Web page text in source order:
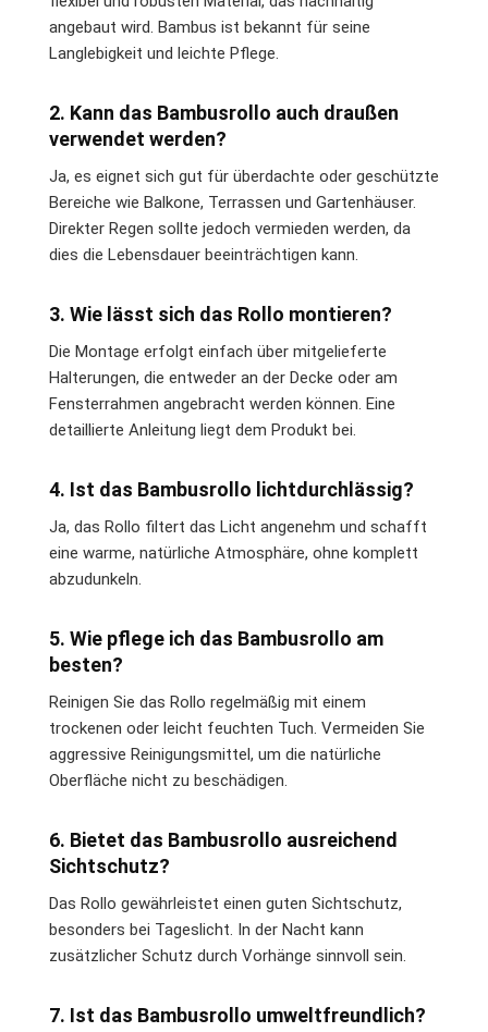
angebaut wird. Bambus ist bekannt für seine
Langlebigkeit und leichte Pflege.
2. Kann das Bambusrollo auch draußen
verwendet werden?
Ja, es eignet sich gut für überdachte oder geschützte
Bereiche wie Balkone, Terrassen und Gartenhäuser.
Direkter Regen sollte jedoch vermieden werden, da
dies die Lebensdauer beeinträchtigen kann.
3. Wie lässt sich das Rollo montieren?
Die Montage erfolgt einfach über mitgelieferte
Halterungen, die entweder an der Decke oder am
Fensterrahmen angebracht werden können. Eine
detaillierte Anleitung liegt dem Produkt bei.
4. Ist das Bambusrollo lichtdurchlässig?
Ja, das Rollo filtert das Licht angenehm und schafft
eine warme, natürliche Atmosphäre, ohne komplett
abzudunkeln.
5. Wie pflege ich das Bambusrollo am
besten?
Reinigen Sie das Rollo regelmäßig mit einem
trockenen oder leicht feuchten Tuch. Vermeiden Sie
aggressive Reinigungsmittel, um die natürliche
Oberfläche nicht zu beschädigen.
6. Bietet das Bambusrollo ausreichend
Sichtschutz?
Das Rollo gewährleistet einen guten Sichtschutz,
besonders bei Tageslicht. In der Nacht kann
zusätzlicher Schutz durch Vorhänge sinnvoll sein.
7. Ist das Bambusrollo umweltfreundlich?